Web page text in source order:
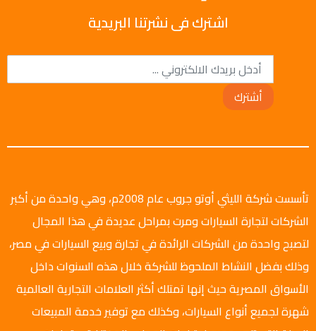
اشترك فى نشرتنا البريدية
أشترك
تأسست شركة الليثي أوتو جروب عام 2008م، وهي واحدة من أكبر
الشركات لتجارة السيارات ومرت بمراحل عديدة في هذا المجال
لتصبح واحدة من الشركات الرائدة في تجارة وبيع السيارات في مصر،
وذلك بفضل النشاط الملحوظ للشركة خلال هذه السنوات داخل
الأسواق المصرية حيث إنها تمتلك أكثر العلامات التجارية العالمية
شهرة لجميع أنواع السيارات، وكذلك مع توفير خدمة المبيعات